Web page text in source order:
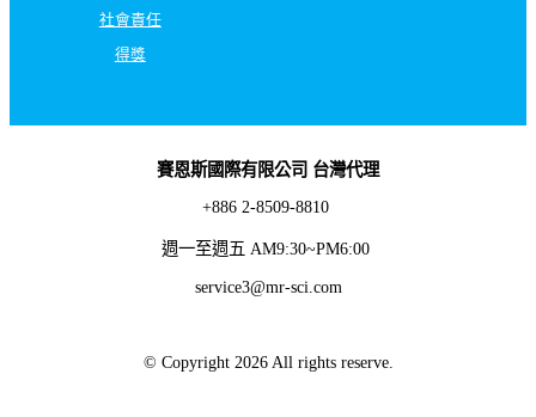
社會責任
得獎
賽恩斯國際有限公司 台灣代理
+886 2-8509-8810
週一至週五 AM9:30~PM6:00
service3@mr-sci.com
© Copyright 2026 All rights reserve.